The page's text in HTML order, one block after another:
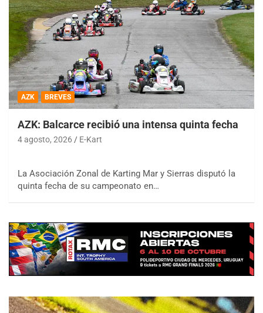
AZK BREVES
AZK: Balcarce recibió una intensa quinta fecha
4 agosto, 2026 E-Kart
La Asociación Zonal de Karting Mar y Sierras disputó la
quinta fecha de su campeonato en…